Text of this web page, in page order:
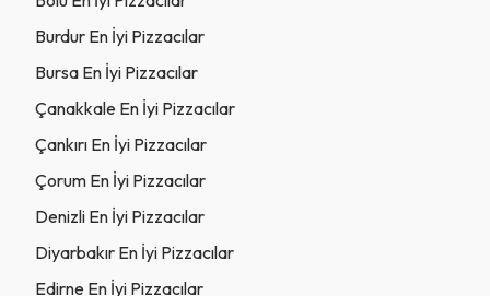
Burdur En İyi Pizzacılar
Bursa En İyi Pizzacılar
Çanakkale En İyi Pizzacılar
Çankırı En İyi Pizzacılar
Çorum En İyi Pizzacılar
Denizli En İyi Pizzacılar
Diyarbakır En İyi Pizzacılar
Edirne En İyi Pizzacılar